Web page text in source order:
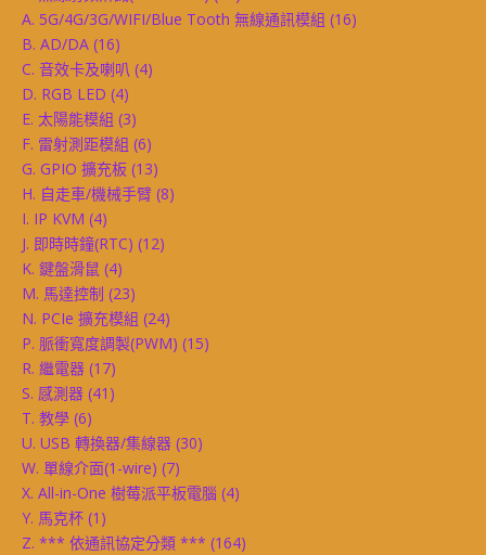
A. 5G/4G/3G/WIFI/Blue Tooth 無線通訊模組 (16)
B. AD/DA (16)
C. 音效卡及喇叭 (4)
D. RGB LED (4)
E. 太陽能模組 (3)
F. 雷射測距模組 (6)
G. GPIO 擴充板 (13)
H. 自走車/機械手臂 (8)
I. IP KVM (4)
J. 即時時鐘(RTC) (12)
K. 鍵盤滑鼠 (4)
M. 馬達控制 (23)
N. PCIe 擴充模組 (24)
P. 脈衝寬度調製(PWM) (15)
R. 繼電器 (17)
S. 感測器 (41)
T. 教學 (6)
U. USB 轉換器/集線器 (30)
W. 單線介面(1-wire) (7)
X. All-in-One 樹莓派平板電腦 (4)
Y. 馬克杯 (1)
Z. *** 依通訊協定分類 *** (164)